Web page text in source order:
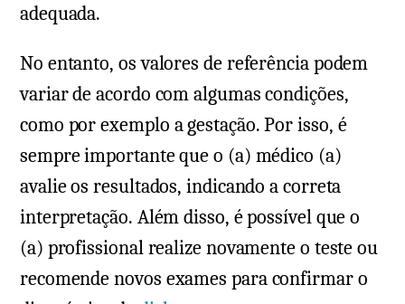
adequada.
No entanto, os valores de referência podem
variar de acordo com algumas condições,
como por exemplo a gestação. Por isso, é
sempre importante que o (a) médico (a)
avalie os resultados, indicando a correta
interpretação. Além disso, é possível que o
(a) profissional realize novamente o teste ou
recomende novos exames para confirmar o